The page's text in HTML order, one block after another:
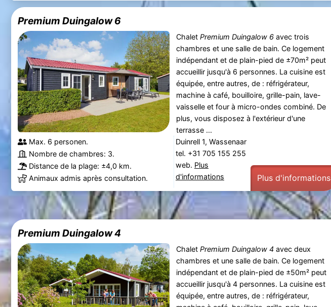
Premium Duingalow 6
Chalet Premium Duingalow 6avec trois
chambres et une salle de bain. Ce logement
indépendant et de plain-pied de ±70m² peut
accueillir jusqu'à 6 personnes. La cuisine est
équipée, entre autres, de : réfrigérateur,
machine à café, bouilloire, grille-pain, lave-
vaisselle et four à micro-ondes combiné. De
plus, vous disposez à l'extérieur d'une
terrasse ...
Max. 6 personen.
Nombre de chambres: 3.
Distance de la plage: ±4,0 km.
Animaux admis après consultation.
Duinrell 1, Wassenaar
tel. +31 705 155 255
web. Plus
d'informations
Plus d'informations
Premium Duingalow 4
Chalet Premium Duingalow 4avec deux
chambres et une salle de bain. Ce logement
indépendant et de plain-pied de ±50m² peut
accueillir jusqu'à 4 personnes. La cuisine est
équipée, entre autres, de : réfrigérateur,